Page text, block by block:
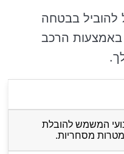
להוביל בבטחה
באמצעות הרכב
המשמש להובלת
מסחריות.